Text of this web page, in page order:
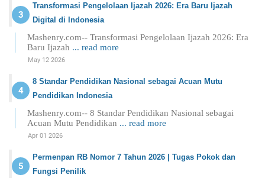
Transformasi Pengelolaan Ijazah 2026: Era Baru Ijazah
Digital di Indonesia
Mashenry.com-- Transformasi Pengelolaan Ijazah 2026: Era
Baru Ijazah ... read more
May 12 2026
8 Standar Pendidikan Nasional sebagai Acuan Mutu
Pendidikan Indonesia
Mashenry.com-- 8 Standar Pendidikan Nasional sebagai
Acuan Mutu Pendidikan ... read more
Apr 01 2026
Permenpan RB Nomor 7 Tahun 2026 | Tugas Pokok dan
Fungsi Penilik